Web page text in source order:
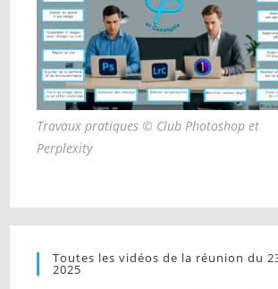
Travaux pratiques © Club Photoshop et
Perplexity
Toutes les vidéos de la réunion du
2025